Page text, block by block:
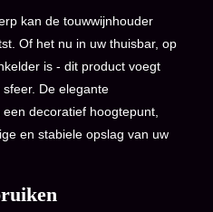
kan de touwwijnhouder
Of het nu in uw thuisbar, op
is - dit product voegt
De elegante
decoratief hoogtepunt,
en stabiele opslag van uw